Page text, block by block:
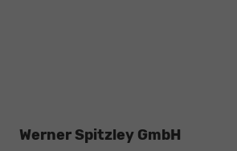
Werner Spitzley GmbH